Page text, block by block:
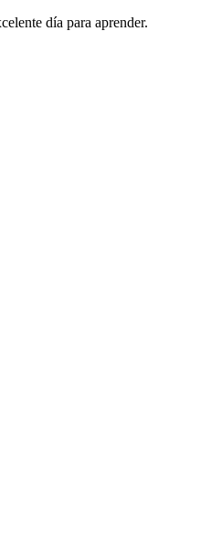
día para aprender.